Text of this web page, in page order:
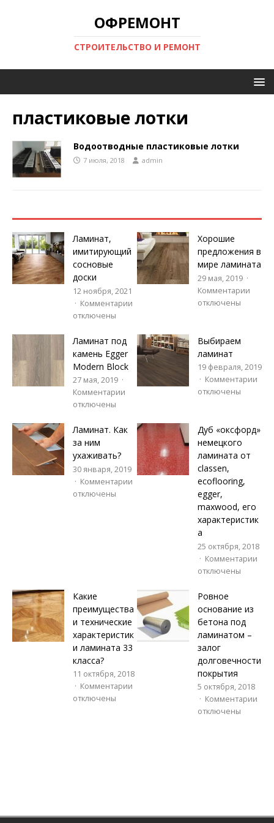
ОФРЕМОНТ
СТРОИТЕЛЬСТВО И РЕМОНТ
пластиковые лотки
Водоотводные пластиковые лотки
7 июля, 2018 admin
Ламинат,
имитирующий
сосновые
доски
12 ноября, 2021
Комментарии
отключены
Хорошие
предложения в
мире ламината
29 мая, 2019
Комментарии
отключены
Ламинат под
камень Egger
Modern Block
27 мая, 2019
Комментарии
отключены
Выбираем
ламинат
19 февраля, 2019
Комментарии
отключены
Ламинат. Как
за ним
ухаживать?
30 января, 2019
Комментарии
отключены
Дуб «оксфорд»
немецкого
ламината от
classen,
ecoflooring,
egger,
maxwood, его
характеристик
а
25 октября, 2018
Комментарии
отключены
Какие
преимущества
и технические
характеристик
и ламината 33
класса?
11 октября, 2018
Комментарии
отключены
Ровное
основание из
бетона под
ламинатом –
залог
долговечности
покрытия
5 октября, 2018
Комментарии
отключены